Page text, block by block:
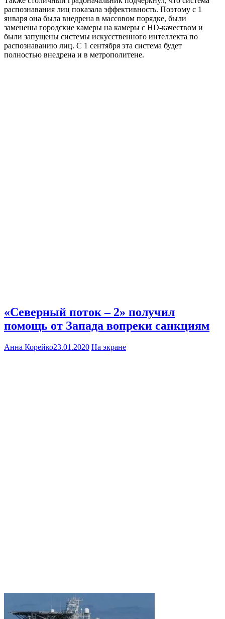
распознавания лиц показала эффективность. Поэтому с 1
января она была внедрена в массовом порядке, были
заменены городские камеры на камеры с HD-качеством и
были запущены системы искусственного интеллекта по
распознаванию лиц. С 1 сентября эта система будет
полностью внедрена и в метрополитене.
«Северный поток – 2» получил
помощь от Запада вопреки санкциям
Анна Корейко23.01.2020 На экране